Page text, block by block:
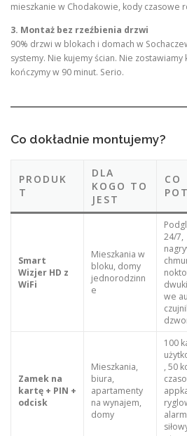
mieszkanie w Chodakowie, kody czasowe
3. Montaż bez rzeźbienia drzwi
90% drzwi w blokach i domach w
systemy. Nie kujemy ścian. Nie zostawiamy
kończymy w 90 minut. Serio.
Co dokładnie montujemy?
PRODUK
T
DLA
KOGO TO
JEST
CO
Smart
Wizjer HD z
WiFi
Mieszkania w
bloku, domy
jednorodzinn
e
24/7,
we
Zamek na
kartę + PIN +
odcisk
Mieszkania,
biura,
apartamenty
na wynajem,
domy
100
, 50